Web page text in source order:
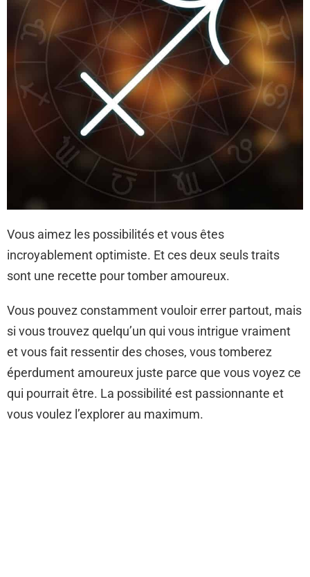
Vous aimez les possibilités et vous êtes
incroyablement optimiste. Et ces deux seuls traits
sont une recette pour tomber amoureux.
Vous pouvez constamment vouloir errer partout, mais
si vous trouvez quelqu’un qui vous intrigue vraiment
et vous fait ressentir des choses, vous tomberez
éperdument amoureux juste parce que vous voyez ce
qui pourrait être. La possibilité est passionnante et
vous voulez l’explorer au maximum.